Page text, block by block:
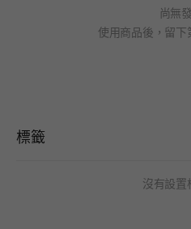
尚無
使用商品後，留下
標籤
沒有設置